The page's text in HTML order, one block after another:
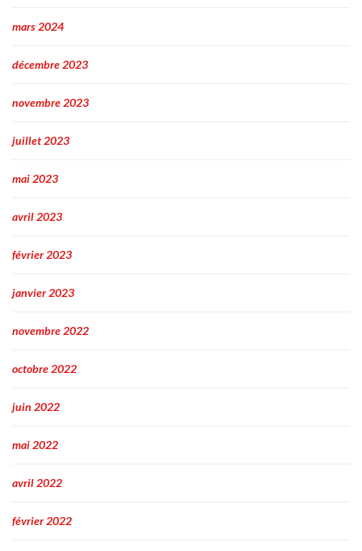
mars 2024
décembre 2023
novembre 2023
juillet 2023
mai 2023
avril 2023
février 2023
janvier 2023
novembre 2022
octobre 2022
juin 2022
mai 2022
avril 2022
février 2022